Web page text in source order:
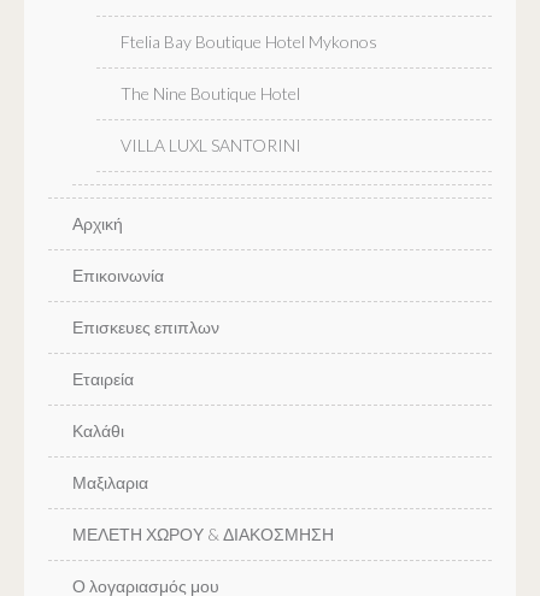
Ftelia Bay Boutique Hotel Mykonos
The Nine Boutique Hotel
VILLA LUXL SANTORINI
Αρχική
Επικοινωνία
Επισκευες επιπλων
Εταιρεία
Καλάθι
Μαξιλαρια
ΜΕΛΕΤΗ ΧΩΡΟΥ & ΔΙΑΚΟΣΜΗΣΗ
Ο λογαριασμός μου